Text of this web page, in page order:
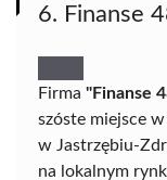
6. Finanse
Firma "Finanse
szóste miejsce
w Jastrzębiu-
na lokalnym